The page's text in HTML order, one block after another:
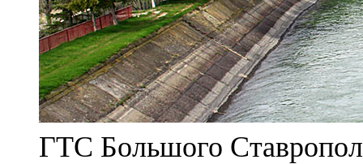
ГТС Большого